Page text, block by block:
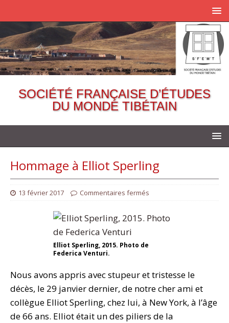
SOCIÉTÉ FRANÇAISE D’ÉTUDES
DU MONDE TIBÉTAIN
Hommage à Elliot Sperling
13 février 2017 Commentaires fermés
Elliot Sperling, 2015. Photo de
Federica Venturi.
Nous avons appris avec stupeur et tristesse le
décès, le 29 janvier dernier, de notre cher ami et
collègue Elliot Sperling, chez lui, à New York, à l’âge
de 66 ans. Elliot était un des piliers de la